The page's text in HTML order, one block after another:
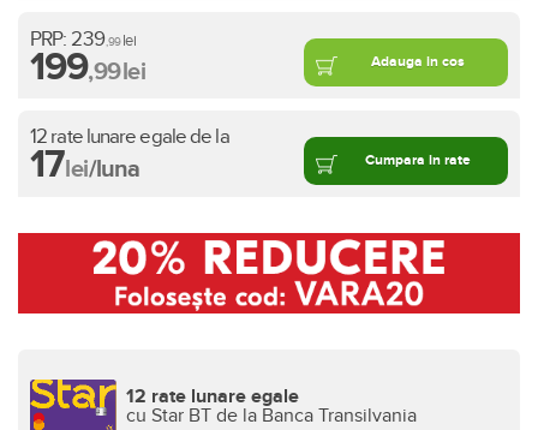
PRP: 239,99lei
199,99lei Adauga in cos
12 rate lunare egale de la
17lei/luna Cumpara in rate
12 rate lunare egale
cu Star BT de la Banca Transilvania